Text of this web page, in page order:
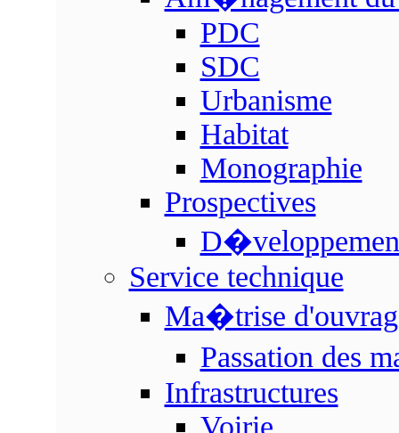
PDC
SDC
Urbanisme
Habitat
Monographie
Prospectives
Service technique
Ma�trise
Passation des
Infrastructures
Voirie